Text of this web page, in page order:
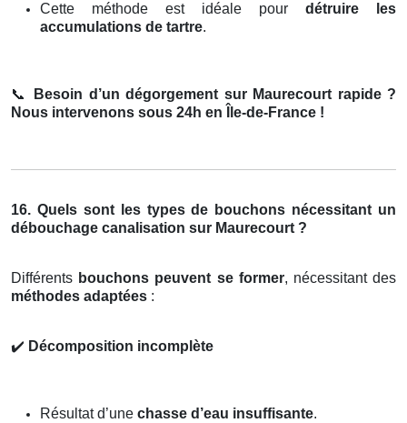
Cette méthode est idéale pour détruire les
accumulations de tartre.
📞
Besoin d’un dégorgement sur Maurecourt rapide ?
Nous intervenons sous 24h en Île-de-France !
16. Quels sont les types de bouchons nécessitant un
débouchage canalisation sur Maurecourt ?
Différents bouchons peuvent se former, nécessitant des
méthodes adaptées :
✔️ Décomposition incomplète
Résultat d’une chasse d’eau insuffisante.